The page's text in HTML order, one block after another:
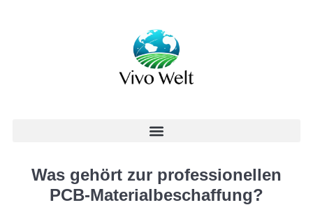
Was gehört zur professionellen
PCB-Materialbeschaffung?